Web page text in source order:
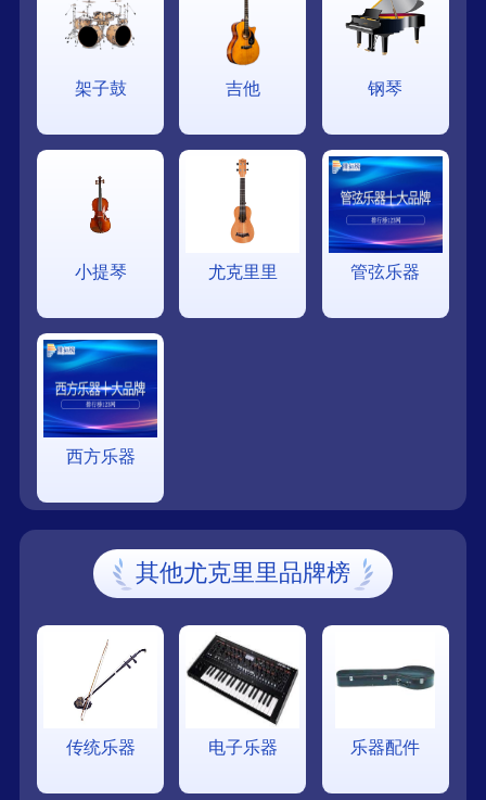
架子鼓 吉他 钢琴
小提琴 尤克里里 管弦乐器
西方乐器
其他尤克里里品牌榜
传统乐器 电子乐器 乐器配件